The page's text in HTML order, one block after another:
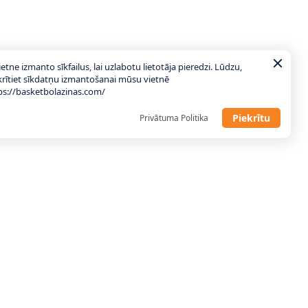
izmanto sīkfailus, lai uzlabotu lietotāja pieredzi. Lūdzu,
sīkdatņu izmantošanai mūsu vietnē
basketbolazinas.com/
Privātuma Politika Piekrītu